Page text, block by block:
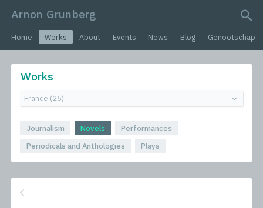
Arnon Grunberg
Home Works About Events News Blog Genootschap
Works
Journalism Novels
Performances
Periodicals and Anthologies
Plays